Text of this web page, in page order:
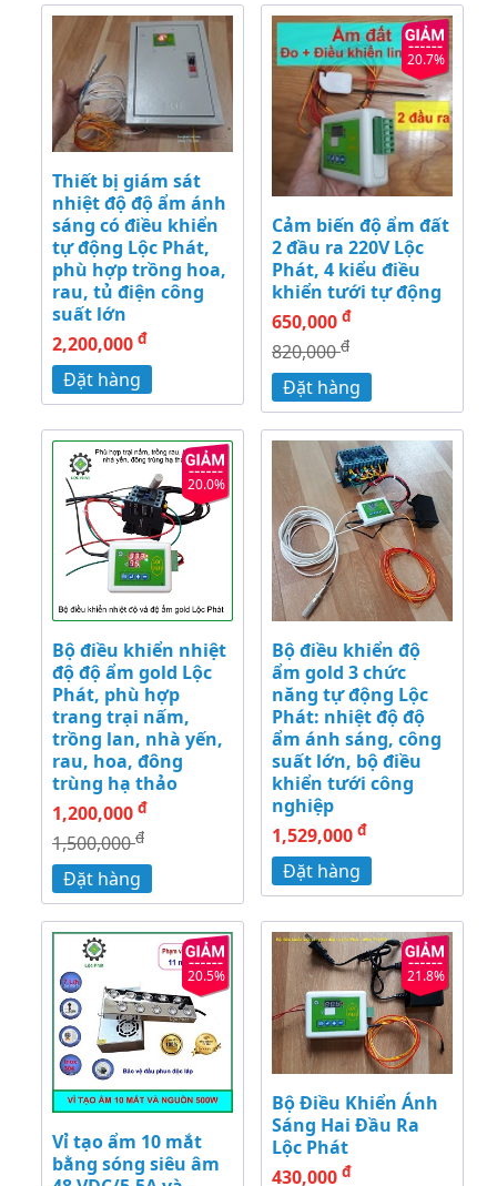
Thiết bị giám sát
nhiệt độ độ ẩm ánh
sáng có điều khiển
tự động Lộc Phát,
phù hợp trồng hoa,
rau, tủ điện công
suất lớn
2,200,000 đ
Đặt hàng
20.7%
Cảm biến độ ẩm đất
2 đầu ra 220V Lộc
Phát, 4 kiểu điều
khiển tưới tự động
650,000 đ
820,000đ
Đặt hàng
20.0%
Bộ điều khiển nhiệt
độ độ ẩm gold Lộc
Phát, phù hợp
trang trại nấm,
trồng lan, nhà yến,
rau, hoa, đông
trùng hạ thảo
1,200,000 đ
1,500,000đ
Đặt hàng
Bộ điều khiển độ
ẩm gold 3 chức
năng tự động Lộc
Phát: nhiệt độ độ
ẩm ánh sáng, công
suất lớn, bộ điều
khiển tưới công
nghiệp
1,529,000 đ
Đặt hàng
20.5%
Vỉ tạo ẩm 10 mắt
bằng sóng siêu âm
21.8%
Bộ Điều Khiển Ánh
Sáng Hai Đầu Ra
Lộc Phát
430,000 đ